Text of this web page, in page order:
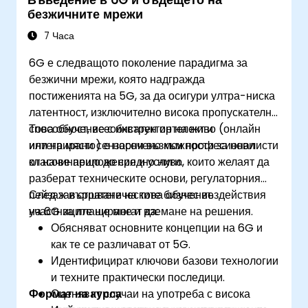
Разработят поетапна пътна карта за
миграция и инвестиции, съобразена с
риска.
безжичните мрежи
7 Часа
6G е следващото поколение парадигма за
безжични мрежи, която надгражда
постиженията на 5G, за да осигури ултра-ниска
латентност, изключително висока пропускателна
способност, всеобхватен интелект и
интегрирани сензорни възможности за нови
класове приложения и услуги.
Това обучение с инструктор на живо (онлайн
или на място) е насочено към професионалисти
от начинаещо до средно ниво, които желаят да
разберат техническите основи, регулаторния
пейзаж и стратегическите бизнес въздействия
на 6G за планиране и вземане на решения.
След завършване на това обучение
участниците ще могат да:
Обясняват основните концепции на 6G и
как те се различават от 5G.
Идентифицират ключови базови технологии
и техните практически последици.
Оценяват случаи на употреба с висока
Формат на курса